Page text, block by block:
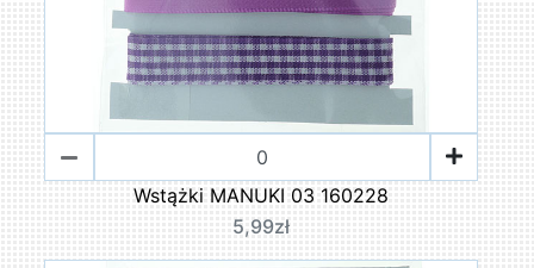
Wstążki MANUKI 03 160228
5,99zł